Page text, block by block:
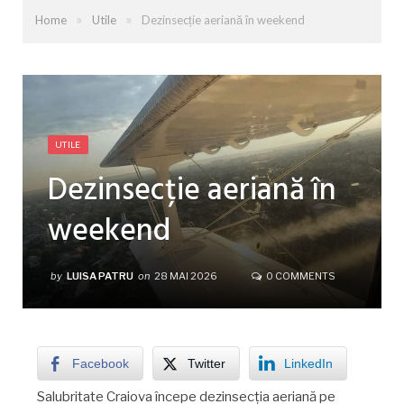
Home » Utile » Dezinsecție aeriană în weekend
UTILE
Dezinsecție aeriană în
weekend
by LUISA PATRU on 28 MAI 2026 0 COMMENTS
Facebook Twitter LinkedIn
Salubritate Craiova începe dezinsecția aeriană pe